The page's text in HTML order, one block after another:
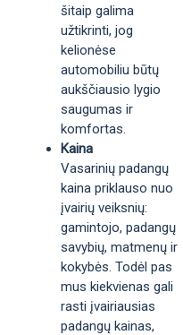
šitaip galima
užtikrinti, jog
kelionėse
automobiliu būtų
aukščiausio lygio
saugumas ir
komfortas.
Kaina
Vasarinių padangų
kaina priklauso nuo
įvairių veiksnių:
gamintojo, padangų
savybių, matmenų ir
kokybės. Todėl pas
mus kiekvienas gali
rasti įvairiausias
padangų kainas,